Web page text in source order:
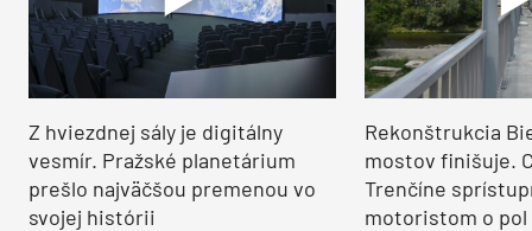
Z hviezdnej sály je digitálny
vesmír. Pražské planetárium
prešlo najväčšou premenou vo
svojej histórii
Rekonštrukcia
mostov finišuje.
Trenčíne
motoristom o pol